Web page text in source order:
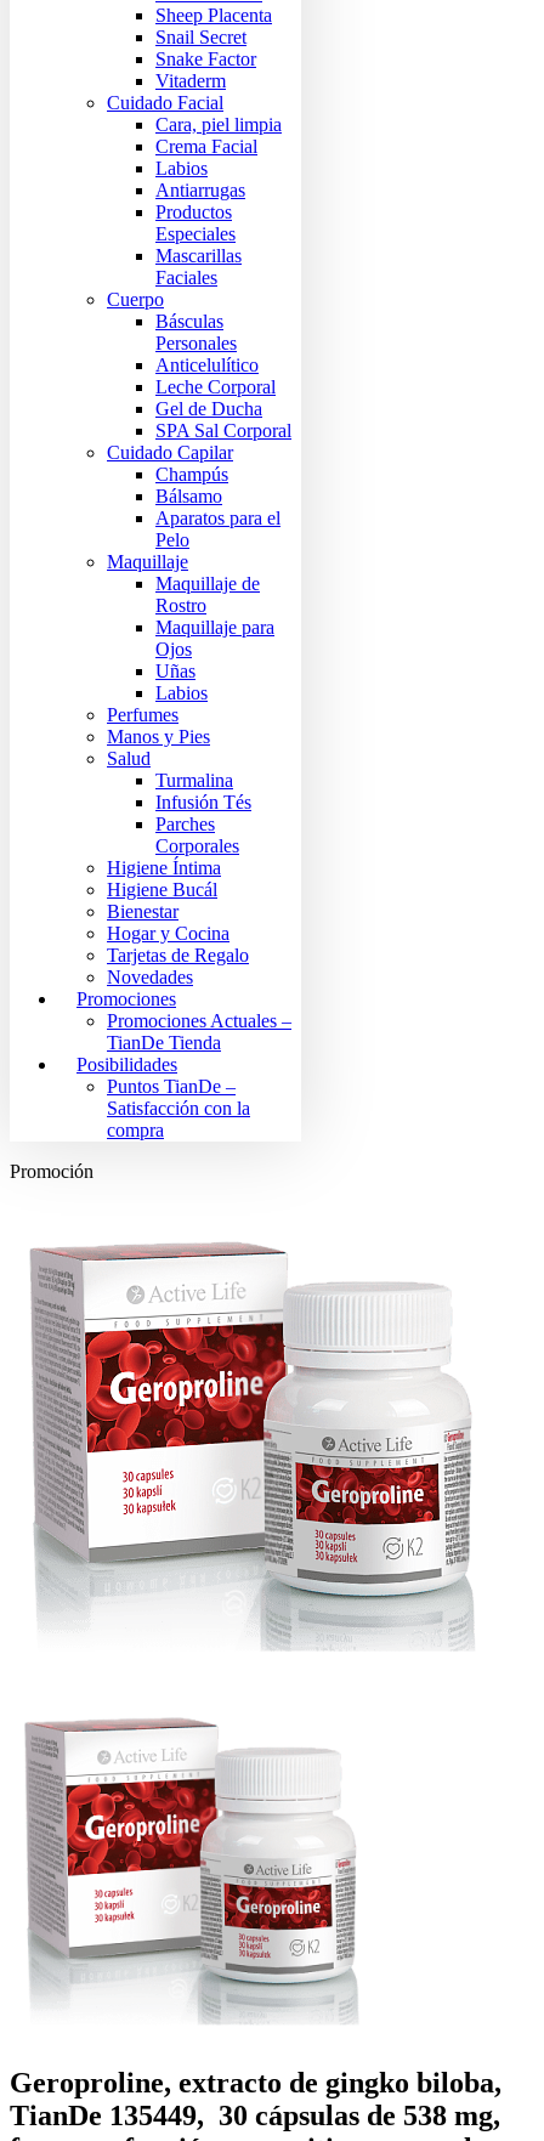
Sheep Placenta
Snail Secret
Snake Factor
Vitaderm
Cuidado Facial
Cara, piel limpia
Crema Facial
Labios
Antiarrugas
Productos
Especiales
Mascarillas
Faciales
Cuerpo
Básculas
Personales
Anticelulítico
Leche Corporal
Gel de Ducha
SPA Sal Corporal
Cuidado Capilar
Champús
Bálsamo
Aparatos para el
Pelo
Maquillaje
Maquillaje de
Rostro
Maquillaje para
Ojos
Uñas
Labios
Perfumes
Manos y Pies
Salud
Turmalina
Infusión Tés
Parches
Corporales
Higiene Íntima
Higiene Bucál
Bienestar
Hogar y Cocina
Tarjetas de Regalo
Novedades
Promociones
Promociones Actuales –
TianDe Tienda
Posibilidades
Puntos TianDe –
Satisfacción con la
compra
Promoción
Geroproline, extracto de gingko biloba,
TianDe 135449, 30 cápsulas de 538 mg,